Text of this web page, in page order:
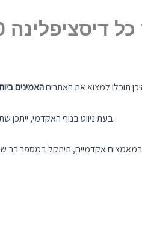
כל דיסציפלינה
תוכלו למצוא את האתריםהאמינים
בעת ניווט בנוף האקדמי, ייתכן שתזדקק למשאב מהימן כדי לרכוש פרויקטים בנושאים שונים.